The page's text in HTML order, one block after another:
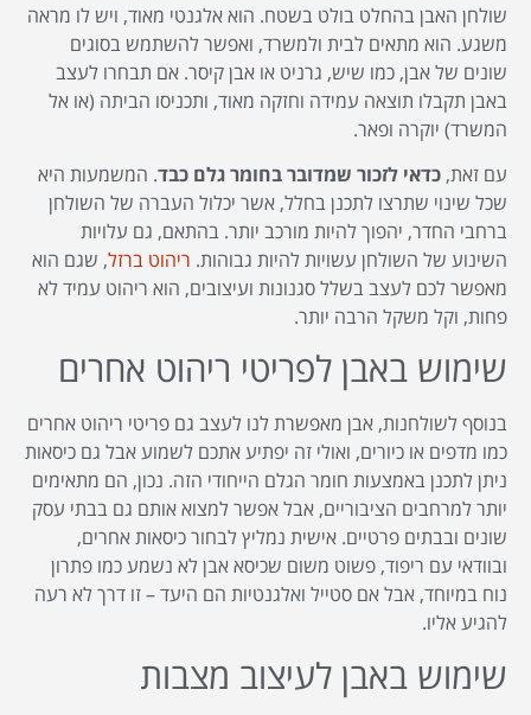
שולחן האבן בהחלט בולט בשטח. הוא אלגנטי מאוד, ויש לו מראה
משגע. הוא מתאים לבית ולמשרד, ואפשר להשתמש בסוגים
שונים של אבן, כמו שיש, גרניט או אבן קיסר. אם תבחרו לעצב
באבן תקבלו תוצאה עמידה וחזקה מאוד, ותכניסו הביתה (או אל
המשרד) יוקרה ופאר.
עם זאת, כדאי לזכור שמדובר בחומר גלם כבד. המשמעות היא
שכל שינוי שתרצו לתכנן בחלל, אשר יכלול העברה של השולחן
ברחבי החדר, יהפוך להיות מורכב יותר. בהתאם, גם עלויות
השינוע של השולחן עשויות להיות גבוהות. ריהוט ברזל, שגם הוא
מאפשר לכם לעצב בשלל סגנונות ועיצובים, הוא ריהוט עמיד לא
פחות, וקל משקל הרבה יותר.
שימוש באבן לפריטי ריהוט אחרים
בנוסף לשולחנות, אבן מאפשרת לנו לעצב גם פריטי ריהוט אחרים
כמו מדפים או כיורים, ואולי זה יפתיע אתכם לשמוע אבל גם כיסאות
ניתן לתכנן באמצעות חומר הגלם הייחודי הזה. נכון, הם מתאימים
יותר למרחבים הציבוריים, אבל אפשר למצוא אותם גם בבתי עסק
שונים ובבתים פרטיים. אישית נמליץ לבחור כיסאות אחרים,
ובוודאי עם ריפוד, פשוט משום שכיסא אבן לא נשמע כמו פתרון
נוח במיוחד, אבל אם סטייל ואלגנטיות הם היעד – זו דרך לא רעה
להגיע אליו.
שימוש באבן לעיצוב מצבות